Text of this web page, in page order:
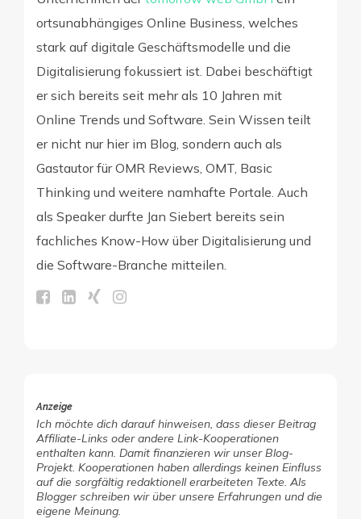
ortsunabhängiges Online Business, welches
stark auf digitale Geschäftsmodelle und die
Digitalisierung fokussiert ist. Dabei beschäftigt
er sich bereits seit mehr als 10 Jahren mit
Online Trends und Software. Sein Wissen teilt
er nicht nur hier im Blog, sondern auch als
Gastautor für OMR Reviews, OMT, Basic
Thinking und weitere namhafte Portale. Auch
als Speaker durfte Jan Siebert bereits sein
fachliches Know-How über Digitalisierung und
die Software-Branche mitteilen.
Anzeige
Ich möchte dich darauf hinweisen, dass dieser Beitrag
Affiliate-Links oder andere Link-Kooperationen
enthalten kann. Damit finanzieren wir unser Blog-
Projekt. Kooperationen haben allerdings keinen Einfluss
auf die sorgfältig redaktionell erarbeiteten Texte. Als
Blogger schreiben wir über unsere Erfahrungen und die
eigene Meinung.